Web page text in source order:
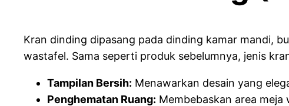
Kran dinding dipasang pada dinding kamar mandi,
wastafel. Sama seperti produk sebelumnya, jenis
Tampilan Bersih: Menawarkan desain yang
Penghematan Ruang: Membebaskan area